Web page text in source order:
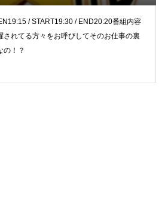
/ START19:30 / END20:20番組内容
されてる方々をお呼びしてそのお仕事の裏
の！？